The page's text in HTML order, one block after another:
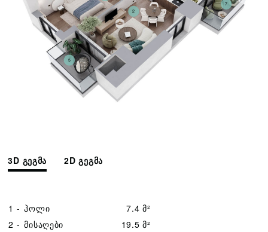
2
5
7
3D გეგმა 2D გეგმა
1 - ჰოლი
7.4 მ²
2 - მისაღები
19.5 მ²